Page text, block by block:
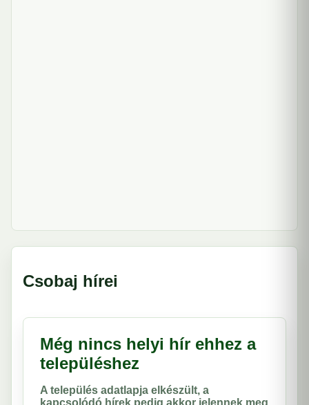
Csobaj hírei
Még nincs helyi hír ehhez a
településhez
A település adatlapja elkészült, a
kapcsolódó hírek pedig akkor jelennek meg